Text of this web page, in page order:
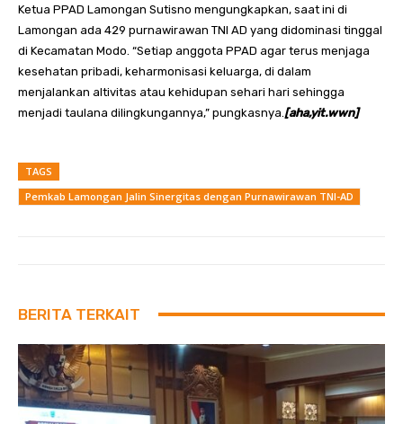
Ketua PPAD Lamongan Sutisno mengungkapkan, saat ini di
Lamongan ada 429 purnawirawan TNI AD yang didominasi tinggal
di Kecamatan Modo. “Setiap anggota PPAD agar terus menjaga
kesehatan pribadi, keharmonisasi keluarga, di dalam
menjalankan altivitas atau kehidupan sehari hari sehingga
menjadi taulana dilingkungannya,” pungkasnya. [aha,yit.wwn]
TAGS
Pemkab Lamongan Jalin Sinergitas dengan Purnawirawan TNI-AD
BERITA TERKAIT